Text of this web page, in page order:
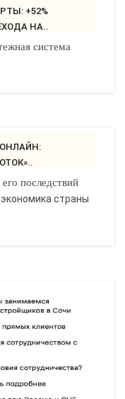
НА..
система
последствий
страны